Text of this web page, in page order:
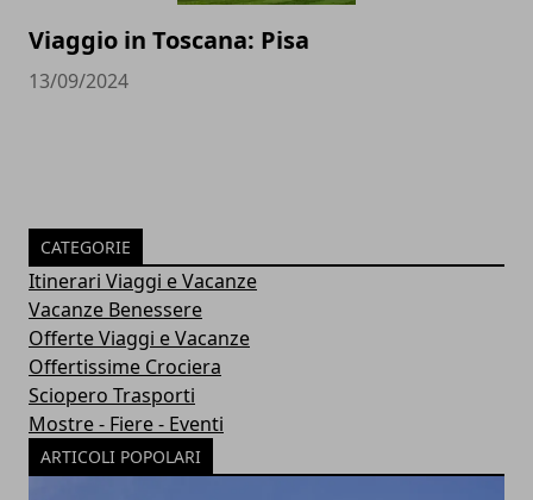
Viaggio in Toscana: Pisa
13/09/2024
CATEGORIE
Itinerari Viaggi e Vacanze
Vacanze Benessere
Offerte Viaggi e Vacanze
Offertissime Crociera
Sciopero Trasporti
Mostre - Fiere - Eventi
ARTICOLI POPOLARI